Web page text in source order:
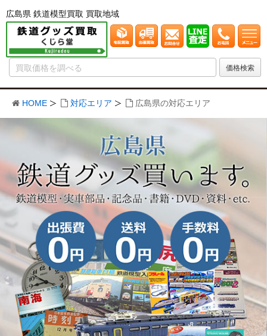
広島県 鉄道模型買取 買取地域
HOME 対応エリア 広島県の対応エリア